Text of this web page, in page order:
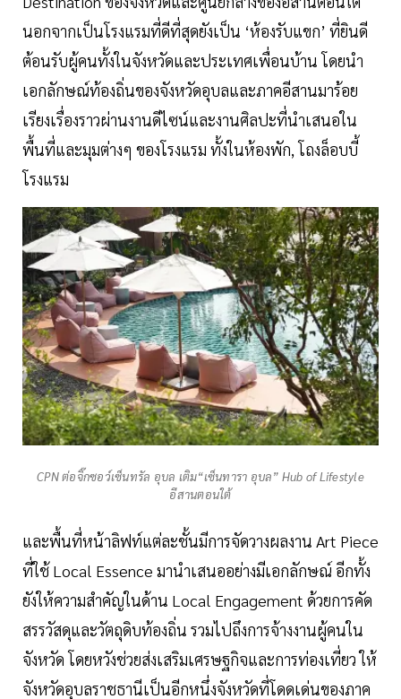
นอกจากเป็นโรงแรมที่ดีที่สุดยังเป็น ‘ห้องรับแขก’ ที่ยินดี
ต้อนรับผู้คนทั้งในจังหวัดและประเทศเพื่อนบ้าน โดยนำ
เอกลักษณ์ท้องถิ่นของจังหวัดอุบลและภาคอีสานมาร้อย
เรียงเรื่องราวผ่านงานดีไซน์และงานศิลปะที่นำเสนอใน
พื้นที่และมุมต่างๆ ของโรงแรม ทั้งในห้องพัก, โถงล็อบบี้
โรงแรม
CPN ต่อจิ๊กซอว์เซ็นทรัล อุบล เติม“เซ็นทารา อุบล” Hub of Lifestyle
อีสานตอนใต้
และพื้นที่หน้าลิฟท์แต่ละชั้นมีการจัดวางผลงาน Art Piece
ที่ใช้ Local Essence มานำเสนออย่างมีเอกลักษณ์ อีกทั้ง
ยังให้ความสำคัญในด้าน Local Engagement ด้วยการคัด
สรรวัสดุและวัตถุดิบท้องถิ่น รวมไปถึงการจ้างงานผู้คนใน
จังหวัด โดยหวังช่วยส่งเสริมเศรษฐกิจและการท่องเที่ยว ให้
จังหวัดอุบลราชธานีเป็นอีกหนึ่งจังหวัดที่โดดเด่นของภาค